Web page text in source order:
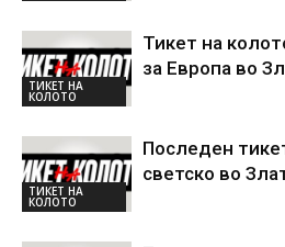
ТИКЕТ НА
КОЛОТО
Тикет на
за Европа во
ТИКЕТ НА
КОЛОТО
Последен
светско во